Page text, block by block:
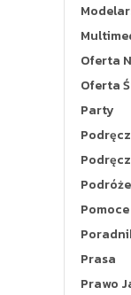
Oferta
Oferta
Party
Podróże
Prasa
Prawo